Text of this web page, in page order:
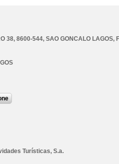
38, 8600-544, SAO GONCALO LAGOS,
Turísticas, S.a.